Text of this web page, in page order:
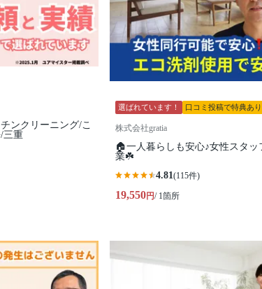
ンクリーニング/こ
三重
選ばれています！ 口コミ投稿で特典あり
株式会社gratia
🏠一人暮らしも安心♪女性スタッ
業☘️
4.81(115件)
19,550円/ 1箇所